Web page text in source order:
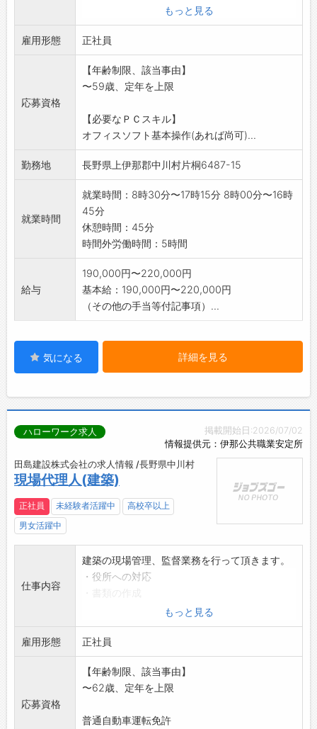
《応募へのワンポイント》
※応募前の職場見学可能です。
※未経験の方のご応募歓迎します。
〔変更の範囲:製造業務および社内の業務全般〕
もっと見る
雇用形態 正社員
応募資格
【年齢制限、該当事由】
〜59歳、定年を上限
【必要なＰＣスキル】
オフィスソフト基本操作(あれば尚可)...
勤務地 長野県上伊那郡中川村片桐6487-15
就業時間
就業時間：8時30分〜17時15分 8時00分〜16時
45分
休憩時間：45分
時間外労働時間：5時間
給与
190,000円〜220,000円
基本給：190,000円〜220,000円
（その他の手当等付記事項）...
気になる 詳細を見る
掲載開始日:2026/07/02
情報提供元：伊那公共職業安定所
ハローワーク求人
田島建設株式会社の求人情報 /長野県中川村
現場代理人(建築)
正社員 未経験者活躍中
高校卒以上
男女活躍中
仕事内容
建築の現場管理、監督業務を行って頂きます。
・役所への対応
・工程、安全管理 等
現場は上伊那地域が中心となります。
※応募を希望される方はハローワークからの事
前連絡が必要です。
変更範囲:変更なし
もっと見る
雇用形態 正社員
応募資格
【年齢制限、該当事由】
〜62歳、定年を上限
普通自動車運転免許